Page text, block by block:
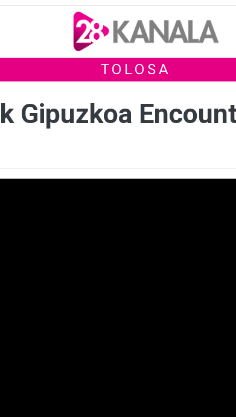
TOLOSA
Gipuzkoa